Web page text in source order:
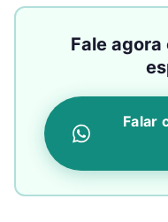
Fale
Falar